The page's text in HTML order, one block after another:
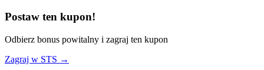
Postaw ten kupon!
Odbierz bonus powitalny i zagraj ten kupon
Zagraj w STS →